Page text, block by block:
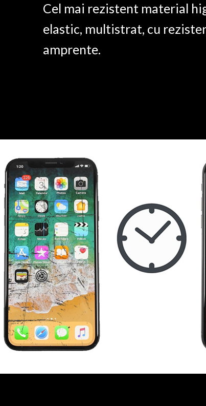
Cel mai rezistent material
elastic, multistrat, cu
amprente.